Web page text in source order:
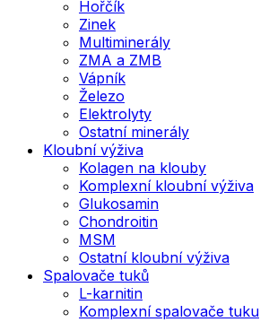
Hořčík
Zinek
Multiminerály
ZMA a ZMB
Vápník
Železo
Elektrolyty
Ostatní minerály
Kloubní výživa
Kolagen na klouby
Komplexní kloubní výživa
Glukosamin
Chondroitin
MSM
Ostatní kloubní výživa
Spalovače tuků
L-karnitin
Komplexní spalovače tuku